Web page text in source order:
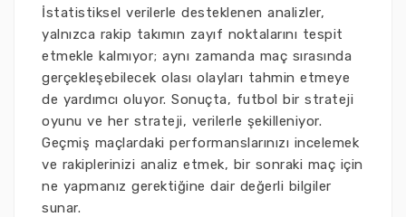
İstatistiksel verilerle desteklenen analizler,
yalnızca rakip takımın zayıf noktalarını tespit
etmekle kalmıyor; aynı zamanda maç sırasında
gerçekleşebilecek olası olayları tahmin etmeye
de yardımcı oluyor. Sonuçta, futbol bir strateji
oyunu ve her strateji, verilerle şekilleniyor.
Geçmiş maçlardaki performanslarınızı incelemek
ve rakiplerinizi analiz etmek, bir sonraki maç için
ne yapmanız gerektiğine dair değerli bilgiler
sunar.